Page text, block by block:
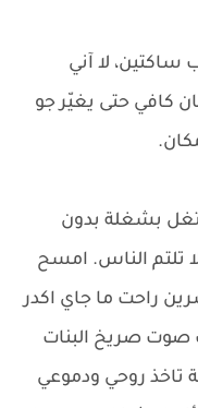
ساكتين، لا آني
كافي حتى يغيّر جو
بشغلة بدون
الناس. امسح
راحت ما جاي اكدر
صريخ البنات
تاخذ روحي ودموعي